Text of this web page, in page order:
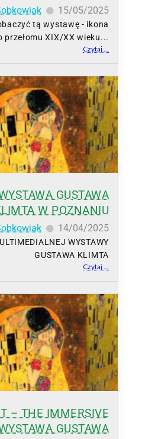
15/05/2025
tą wystawę - ikona
XIX/XX wieku...
Czytaj ...
GUSTAWA
W POZNANIU
14/04/2025
WYSTAWY
GUSTAWA KLIMTA
Czytaj ...
– THE IMMERSIVE
GUSTAWA